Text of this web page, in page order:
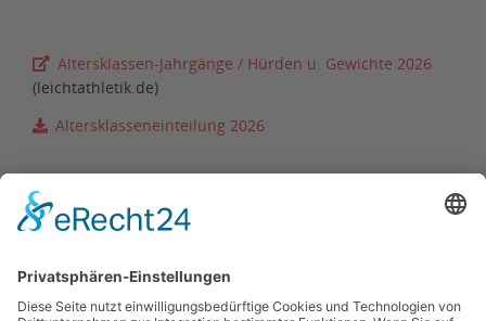
Altersklassen-Jahrgänge / Hürden u. Gewichte 2026
(leichtathletik.de)
Altersklasseneinteilung 2026